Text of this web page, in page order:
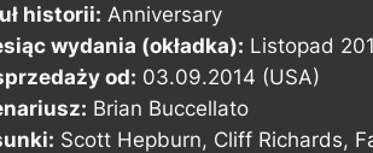
historii: Anniversary
wydania (okładka): Listopad
od: 03.09.2014 (USA)
Brian Buccellato
Scott Hepburn, Cliff Richards,